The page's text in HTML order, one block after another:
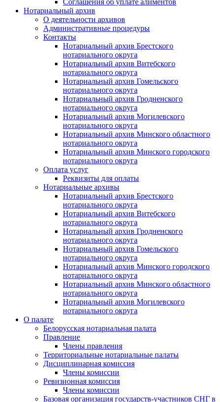
Соглашения об уплате алиментов
Нотариальный архив
О деятельности архивов
Административные процедуры
Контакты
Нотариальный архив Брестского
нотариального округа
Нотариальный архив Витебского
нотариального округа
Нотариальный архив Гомельского
нотариального округа
Нотариальный архив Гродненского
нотариального округа
Нотариальный архив Могилевского
нотариального округа
Нотариальный архив Минского областного
нотариального округа
Нотариальный архив Минского городского
нотариального округа
Оплата услуг
Реквизиты для оплаты
Нотариальные архивы
Нотариальный архив Брестского
нотариального округа
Нотариальный архив Витебского
нотариального округа
Нотариальный архив Гродненского
нотариального округа
Нотариальный архив Гомельского
нотариального округа
Нотариальный архив Минского городского
нотариального округа
Нотариальный архив Минского областного
нотариального округа
Нотариальный архив Могилевского
нотариального округа
О палате
Белорусская нотариальная палата
Правление
Члены правления
Территориальные нотариальные палаты
Дисциплинарная комиссия
Члены комиссии
Ревизионная комиссия
Члены комиссии
Базовая организация государств-участников СНГ в